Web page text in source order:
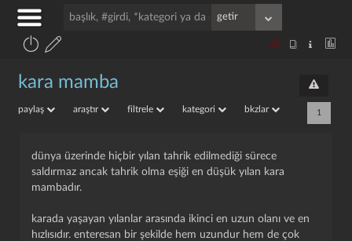
kara mamba
paylaş araştır filtrele kategori bkzlar 1
dünya üzerinde hiçbir yılan tahrik edilmediği sürece
saldırmaz ancak tahrik olma eşiği en düşük yılan kara
mambadır.
karada yaşayan yılanlar arasında ikinci en uzun olanı ve en
hızlısıdır. enteresan bir şekilde hem uzundur hem de çok